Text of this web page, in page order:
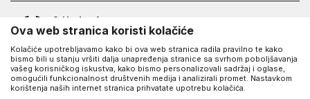
Provjera statusa porudžbine
Najčešća pitanja
Kako kupiti
O Under Armour-u
O nama - priča o UA
Saznajte više o UA
Karijera
UA Social
Facebook
Ova web stranica koristi kolačiće
Kolačiće upotrebljavamo kako bi ova web stranica radila pravilno te kako
bismo bili u stanju vršiti dalja unapređenja stranice sa svrhom poboljšavanja
vašeg korisničkog iskustva, kako bismo personalizovali sadržaj i oglase,
omogućili funkcionalnost društvenih medija i analizirali promet. Nastavkom
korištenja naših internet stranica prihvatate upotrebu kolačića.